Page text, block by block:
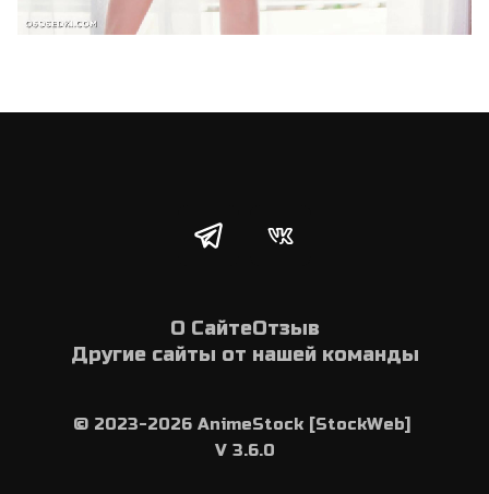
О СайтеОтзыв
Другие сайты от нашей команды
© 2023-2026 AnimeStock [StockWeb]
V 3.6.0